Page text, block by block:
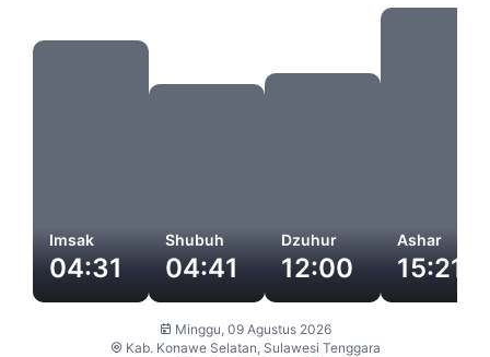
Imsak
04:31
Shubuh
04:41
Dzuhur
12:00
Ashar
15:21
 Minggu, 09 Agustus 2026
 Kab. Konawe Selatan, Sulawesi Tenggara